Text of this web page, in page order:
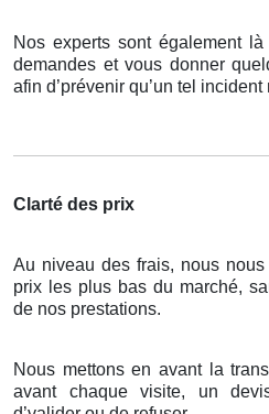
Nos experts sont également
demandes et vous donner
afin d’prévenir qu’un tel
Clarté des prix
Au niveau des frais, nous
prix les plus bas du marché,
de nos prestations.
Nous mettons en avant la
avant chaque visite, un